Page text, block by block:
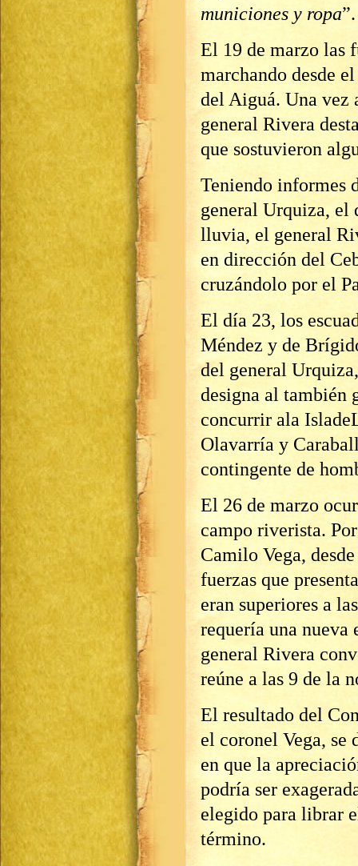
municiones y ropa”.
El 19 de marzo las
marchando desde
del Aiguá. Una vez
general Rivera
que sostuvieron
Teniendo informes
general Urquiza, el
lluvia, el general
en dirección del
cruzándolo por el
El día 23, los
Méndez y de
del general
designa al también
concurrir ala
Olavarría y
contingente de
El 26 de marzo
campo riverista.
Camilo Vega,
fuerzas que
eran superiores a
requería una
general Rivera
reúne a las 9 de la
El resultado del
el coronel Vega, se
en que la
podría ser
elegido para librar
término.